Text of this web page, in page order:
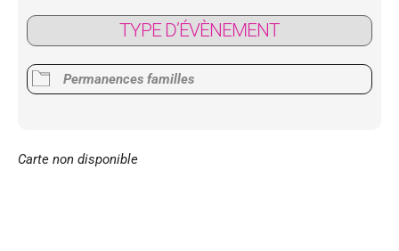
TYPE D’ÉVÈNEMENT
Permanences familles
Carte non disponible